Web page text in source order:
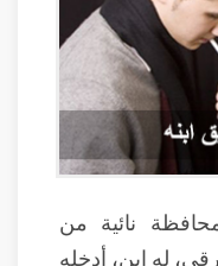
نائية من
له ابن، أدخله